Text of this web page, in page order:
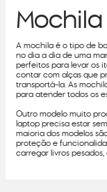
Mochila
A mochila é o tipo de
no dia a dia de uma
perfeitos para levar os
contar com alças que
transportá-la. As
para atender todos os
Outro modelo muito
laptop precisa estar
maioria dos modelos
proteção e
carregar livros